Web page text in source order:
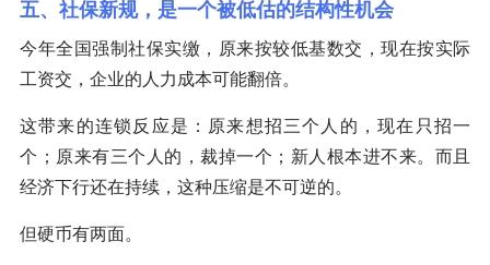
五、社保新规，是一个被低估的结构性机会
今年全国强制社保实缴，原来按较低基数交，现在按实际
工资交，企业的人力成本可能翻倍。
这带来的连锁反应是：原来想招三个人的，现在只招一
个；原来有三个人的，裁掉一个；新人根本进不来。而且
经济下行还在持续，这种压缩是不可逆的。
但硬币有两面。